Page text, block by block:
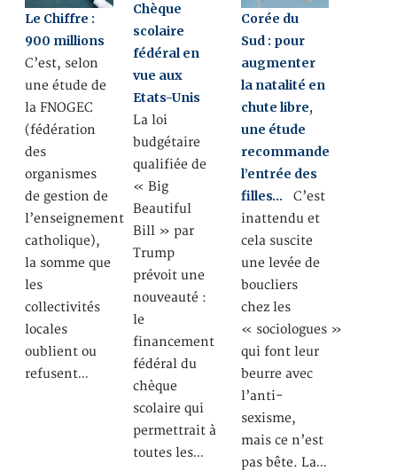
Le Chiffre :
900 millions
C’est, selon
une étude de
la FNOGEC
(fédération
des
organismes
de gestion de
l’enseignement
catholique),
la somme que
les
collectivités
locales
oublient ou
refusent…
Chèque
scolaire
fédéral en
vue aux
Etats-Unis
La loi
budgétaire
qualifiée de
« Big
Beautiful
Bill » par
Trump
prévoit une
nouveauté :
le
financement
fédéral du
chèque
scolaire qui
permettrait à
toutes les…
Corée du
Sud : pour
augmenter
la natalité en
chute libre,
une étude
recommande
l’entrée des
filles… C’est
inattendu et
cela suscite
une levée de
boucliers
chez les
« sociologues »
qui font leur
beurre avec
l’anti-
sexisme,
mais ce n’est
pas bête. La…